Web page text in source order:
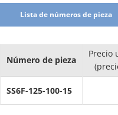
Lista de números de pieza
Número de pieza
Precio
SS6F-125-100-15